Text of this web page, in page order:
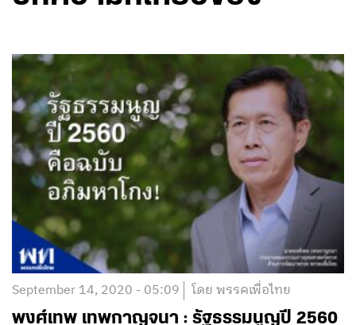
September 14, 2020 - 05:09 โดย พรรคเพื่อไทย
พงศ์เทพ เทพกาญจนา : รัฐธรรมนูญปี 2560